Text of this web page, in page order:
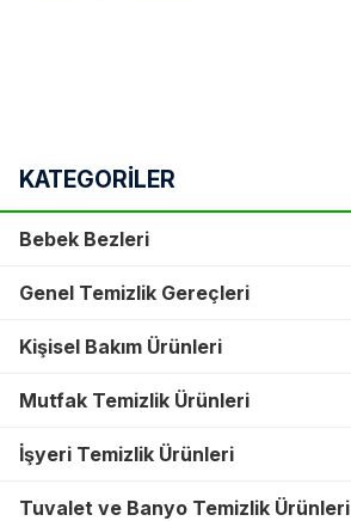
KATEGORİLER
Bebek Bezleri
Genel Temizlik Gereçleri
Kişisel Bakım Ürünleri
Mutfak Temizlik Ürünleri
İşyeri Temizlik Ürünleri
Tuvalet ve Banyo Temizlik Ürünleri